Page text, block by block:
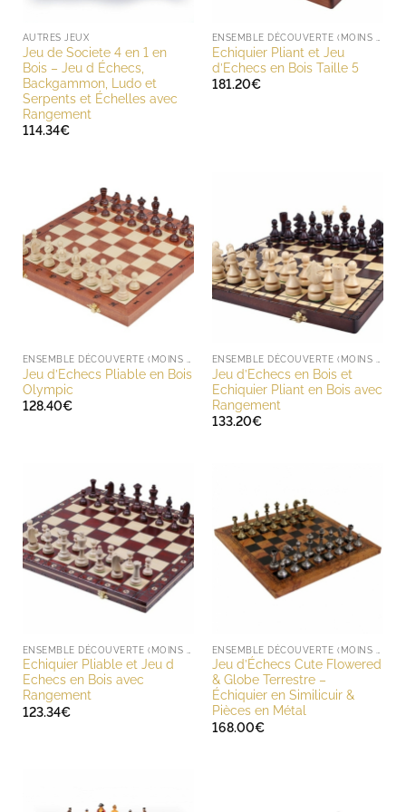
AUTRES JEUX
Jeu de Societe 4 en 1 en
Bois – Jeu d Échecs,
Backgammon, Ludo et
Serpents et Échelles avec
Rangement
114.34€
Echiquier Pliant et Jeu
d’Echecs en Bois Taille 5
181.20€
Jeu d’Echecs Pliable en Bois
Olympic
128.40€
Jeu d’Echecs en Bois et
Echiquier Pliant en Bois avec
Rangement
133.20€
Echiquier Pliable et Jeu d
Echecs en Bois avec
Rangement
123.34€
Jeu d’Échecs Cute Flowered
& Globe Terrestre –
Échiquier en Similicuir &
Pièces en Métal
168.00€